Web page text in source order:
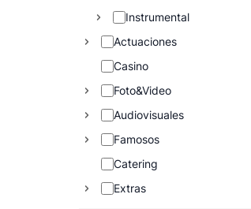
Instrumental
Actuaciones
Casino
Foto&Video
Audiovisuales
Famosos
Catering
Extras